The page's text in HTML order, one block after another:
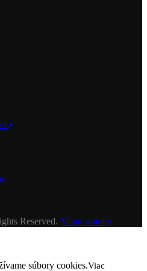
Reserved. Mapa stránky
súbory cookies.Viac